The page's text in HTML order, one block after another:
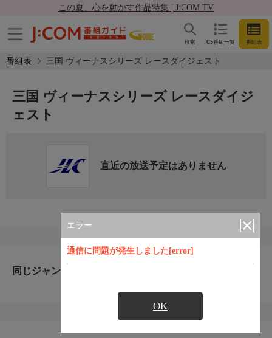
この夏、心を動かす作品特集 | J:COM TV
CS番組一覧 番組表
検索
番組表 三国 ヴィーナスシリーズ レースダイジェスト
エラー
通信に問題が発生しました[error]
OK
三国 ヴィーナスシリーズ レースダイジ
ェスト
直近の放送予定はありません
同じジャンルのおすすめ番組